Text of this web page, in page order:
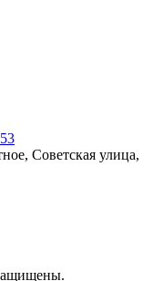
Советская улица,